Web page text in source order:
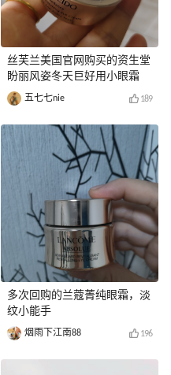
丝芙兰美国官网购买的资生堂
盼丽风姿冬天巨好用小眼霜
五七七nie 189
多次回购的兰蔻菁纯眼霜，淡
纹小能手
烟雨下江南88 196